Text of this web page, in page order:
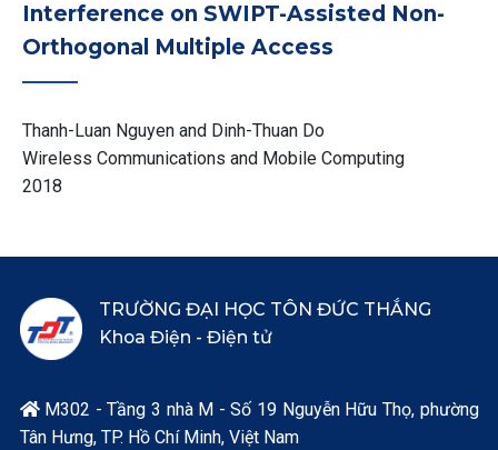
Interference on SWIPT-Assisted Non-
Orthogonal Multiple Access
Thanh-Luan Nguyen and Dinh-Thuan Do
Wireless Communications and Mobile Computing
2018
TRƯỜNG ĐẠI HỌC TÔN ĐỨC THẮNG
Khoa Điện - Điện tử
M302 - Tầng 3 nhà M - Số 19 Nguyễn Hữu Thọ, phường
Tân Hưng, TP. Hồ Chí Minh, Việt Nam